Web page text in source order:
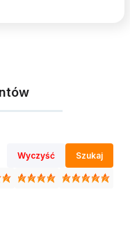
Wyczyść Szukaj